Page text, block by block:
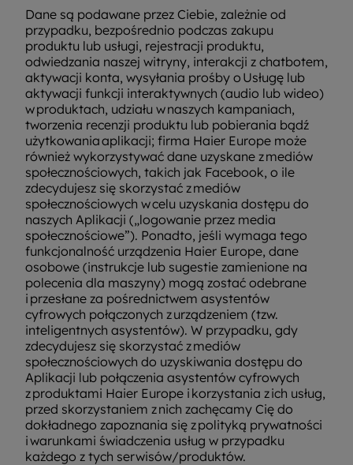
Dane są podawane przez Ciebie, zależnie od
przypadku, bezpośrednio podczas zakupu
produktu lub usługi, rejestracji produktu,
odwiedzania naszej witryny, interakcji z chatbotem,
aktywacji konta, wysyłania prośby o Usługę lub
aktywacji funkcji interaktywnych (audio lub wideo)
w produktach, udziału w naszych kampaniach,
tworzenia recenzji produktu lub pobierania bądź
użytkowania aplikacji; firma Haier Europe może
również wykorzystywać dane uzyskane z mediów
społecznościowych, takich jak Facebook, o ile
zdecydujesz się skorzystać z mediów
społecznościowych w celu uzyskania dostępu do
naszych Aplikacji („logowanie przez media
społecznościowe”). Ponadto, jeśli wymaga tego
funkcjonalność urządzenia Haier Europe, dane
osobowe (instrukcje lub sugestie zamienione na
polecenia dla maszyny) mogą zostać odebrane
i przesłane za pośrednictwem asystentów
cyfrowych połączonych z urządzeniem (tzw.
inteligentnych asystentów). W przypadku, gdy
zdecydujesz się skorzystać z mediów
społecznościowych do uzyskiwania dostępu do
Aplikacji lub połączenia asystentów cyfrowych
z produktami Haier Europe i korzystania z ich usług,
przed skorzystaniem z nich zachęcamy Cię do
dokładnego zapoznania się z polityką prywatności
i warunkami świadczenia usług w przypadku
każdego z tych serwisów/produktów.